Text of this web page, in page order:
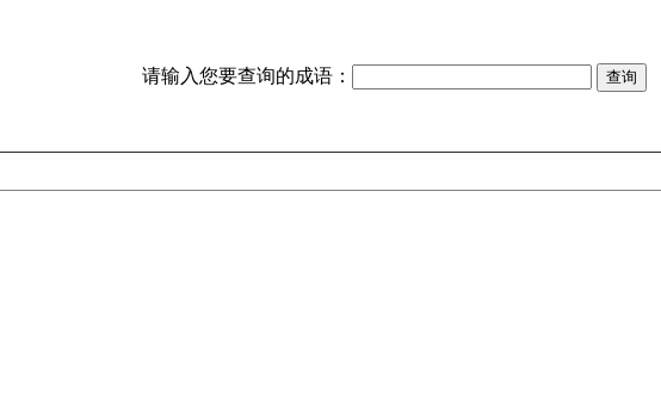
请输入您要查询的成语：